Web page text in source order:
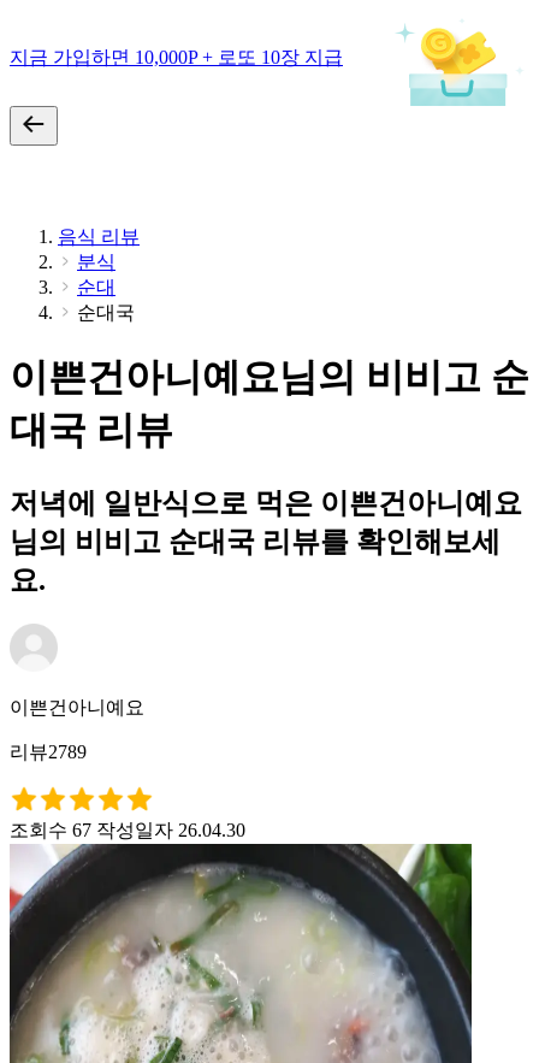
지금 가입하면 10,000P + 로또 10장 지급
음식 리뷰
분식
순대
순대국
이쁜건아니예요님의 비비고 순
대국 리뷰
저녁에 일반식으로 먹은 이쁜건아니예요
님의 비비고 순대국 리뷰를 확인해보세
요.
이쁜건아니예요
리뷰2789
조회수 67 작성일자 26.04.30